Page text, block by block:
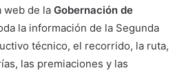
web de la Gobernación de
la información de la Segunda
técnico, el recorrido, la ruta,
las premiaciones y las